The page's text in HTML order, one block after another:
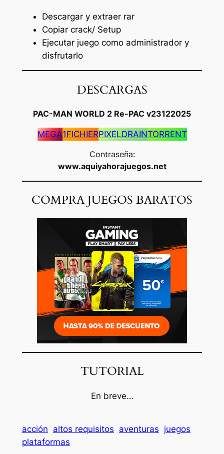
Descargar y extraer rar
Copiar crack/ Setup
Ejecutar juego como administrador y
disfrutarlo
DESCARGAS
PAC-MAN WORLD 2 Re-PAC v23122025
MEGA1FICHIERPIXELDRAINTORRENT
Contraseña:
www.aquiyahorajuegos.net
COMPRA JUEGOS BARATOS
TUTORIAL
En breve…
acción altos requisitos aventuras juegos
plataformas